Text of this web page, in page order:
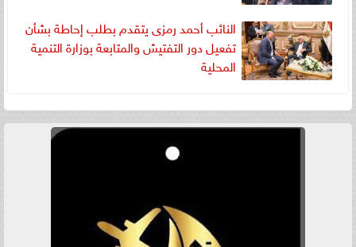
النائب أحمد رمزى يتقدم بطلب إحاطة بشأن
تفعيل دور التفتيش والمتابعة بوزارة التنمية
المحلية